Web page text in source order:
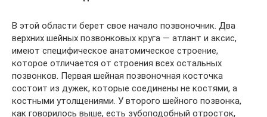
В этой области берет свое начало позвоночник. Два
верхних шейных позвонковых круга — атлант и аксис,
имеют специфическое анатомическое строение,
которое отличается от строения всех остальных
позвонков. Первая шейная позвоночная косточка
состоит из дужек, которые соединены не костями, а
костными утолщениями. У второго шейного позвонка,
как говорилось выше, есть зубоподобный отросток,